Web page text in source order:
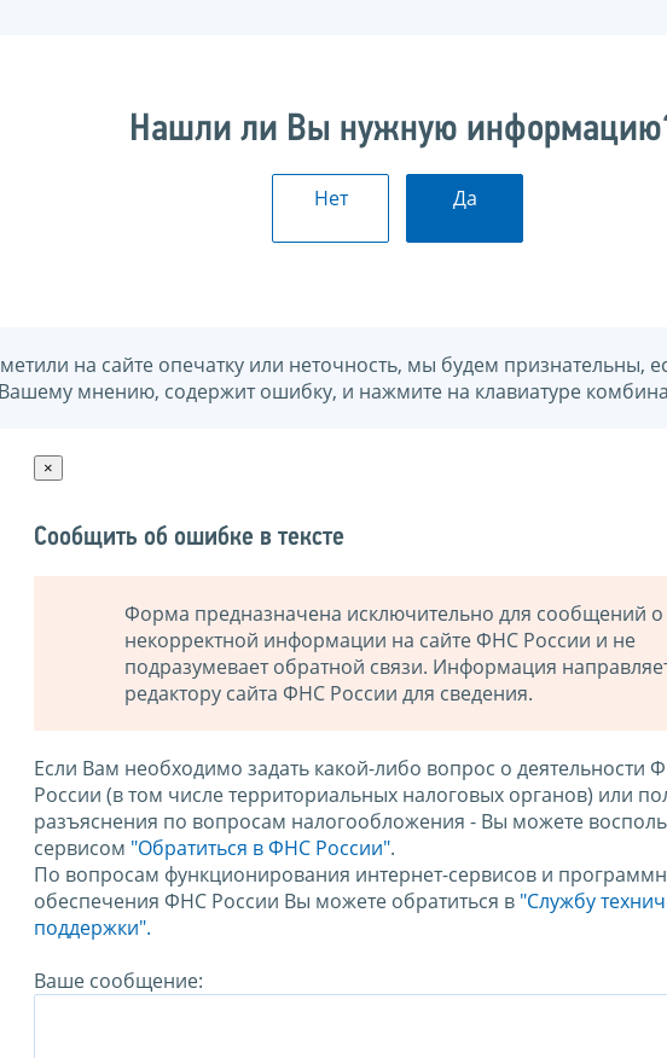
Нашли ли Вы нужную
Нет Да
на сайте опечатку или неточность, мы будем признательны,
Вашему мнению, содержит ошибку, и нажмите на клавиатуре
×
Сообщить об ошибке в тексте
Форма предназначена исключительно для сообщений о
некорректной информации на сайте ФНС России и не
подразумевает обратной связи. Информация
редактору сайта ФНС России для сведения.
Если Вам необходимо задать какой-либо вопрос о деятельности
России (в том числе территориальных налоговых органов) или
разъяснения по вопросам налогообложения - Вы можете
сервисом "Обратиться в ФНС России".
По вопросам функционирования интернет-сервисов и
обеспечения ФНС России Вы можете обратиться в "Службу
поддержки".
Ваше сообщение: